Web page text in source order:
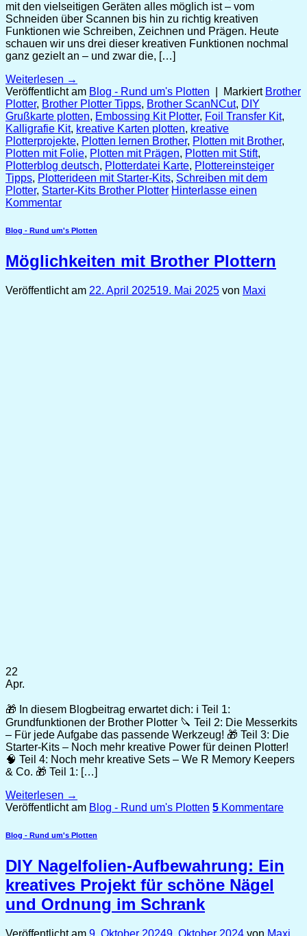
mit den vielseitigen Geräten alles möglich ist – vom
Schneiden über Scannen bis hin zu richtig kreativen
Funktionen wie Schreiben, Zeichnen und Prägen. Heute
schauen wir uns drei dieser kreativen Funktionen nochmal
ganz gezielt an – und zwar die, […]
Weiterlesen →
Veröffentlicht am Blog - Rund um's Plotten Markiert Brother
Plotter, Brother Plotter Tipps, Brother ScanNCut, DIY
Grußkarte plotten, Embossing Kit Plotter, Foil Transfer Kit,
Kalligrafie Kit, kreative Karten plotten, kreative
Plotterprojekte, Plotten lernen Brother, Plotten mit Brother,
Plotten mit Folie, Plotten mit Prägen, Plotten mit Stift,
Plotterblog deutsch, Plotterdatei Karte, Plottereinsteiger
Tipps, Plotterideen mit Starter-Kits, Schreiben mit dem
Plotter, Starter-Kits Brother Plotter Hinterlasse einen
Kommentar
Blog - Rund um's Plotten
Möglichkeiten mit Brother Plottern
Veröffentlicht am 22. April 202519. Mai 2025 von Maxi
22
Apr.
🎁 In diesem Blogbeitrag erwartet dich: ℹ️ Teil 1:
Grundfunktionen der Brother Plotter 🔪 Teil 2: Die Messerkits
– Für jede Aufgabe das passende Werkzeug! 🎁 Teil 3: Die
Starter-Kits – Noch mehr kreative Power für deinen Plotter!
🧠 Teil 4: Noch mehr kreative Sets – We R Memory Keepers
& Co. 🎁 Teil 1: […]
Weiterlesen →
Veröffentlicht am Blog - Rund um's Plotten 5 Kommentare
Blog - Rund um's Plotten
DIY Nagelfolien-Aufbewahrung: Ein
kreatives Projekt für schöne Nägel
und Ordnung im Schrank
Veröffentlicht am 9. Oktober 20249. Oktober 2024 von Maxi